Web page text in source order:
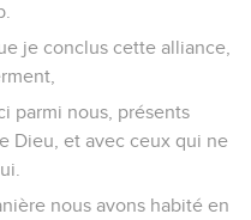
je conclus cette alliance,
parmi nous, présents
Dieu, et avec ceux qui ne
nous avons habité en